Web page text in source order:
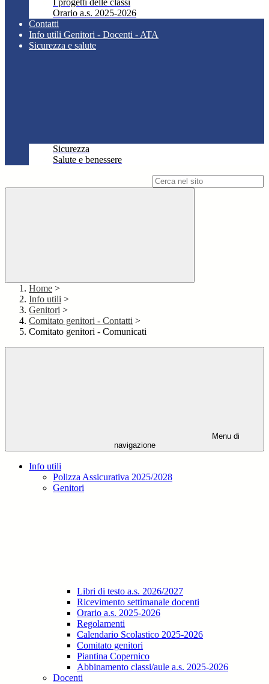
I progetti delle classi
Orario a.s. 2025-2026
Contatti
Info utili Genitori - Docenti - ATA
Sicurezza e salute
Sicurezza
Salute e benessere
Home >
Info utili >
Genitori >
Comitato genitori - Contatti >
Comitato genitori - Comunicati
Menu di
navigazione
Info utili
Polizza Assicurativa 2025/2028
Genitori
Libri di testo a.s. 2026/2027
Ricevimento settimanale docenti
Orario a.s. 2025-2026
Regolamenti
Calendario Scolastico 2025-2026
Comitato genitori
Piantina Copernico
Abbinamento classi/aule a.s. 2025-2026
Docenti